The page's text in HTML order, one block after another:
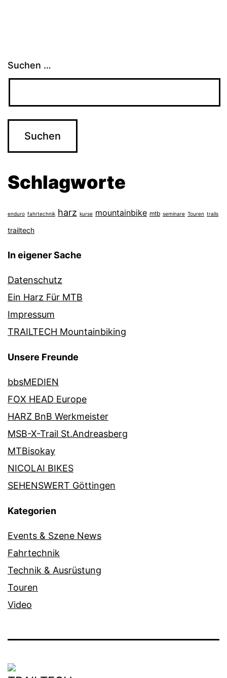
Suchen …
Schlagworte
enduro fahrtechnik harz kurse mountainbike mtb seminare Touren trails
trailtech
In eigener Sache
Datenschutz
Ein Harz Für MTB
Impressum
TRAILTECH Mountainbiking
Unsere Freunde
bbsMEDIEN
FOX HEAD Europe
HARZ BnB Werkmeister
MSB-X-Trail St.Andreasberg
MTBisokay
NICOLAI BIKES
SEHENSWERT Göttingen
Kategorien
Events & Szene News
Fahrtechnik
Technik & Ausrüstung
Touren
Video